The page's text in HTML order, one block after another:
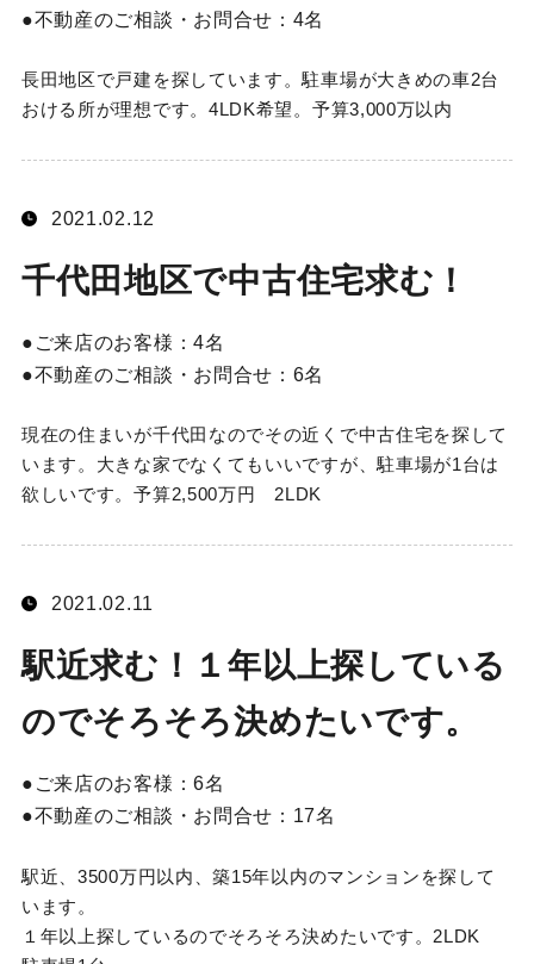
不動産のご相談・お問合せ： 4名
長田地区で戸建を探しています。駐車場が大きめの車2台
おける所が理想です。4LDK希望。予算3,000万以内
2021.02.12
千代田地区で中古住宅求む！
ご来店のお客様：4名
不動産のご相談・お問合せ： 6名
現在の住まいが千代田なのでその近くで中古住宅を探して
います。大きな家でなくてもいいですが、駐車場が1台は
欲しいです。予算2,500万円 2LDK
2021.02.11
駅近求む！１年以上探している
のでそろそろ決めたいです。
ご来店のお客様：6名
不動産のご相談・お問合せ： 17名
駅近、3500万円以内、築15年以内のマンションを探して
います。
１年以上探しているのでそろそろ決めたいです。2LDK